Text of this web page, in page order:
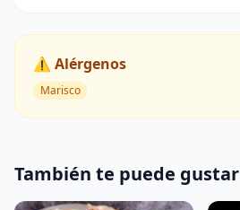
⚠️ Alérgenos
Marisco
También te puede gustar